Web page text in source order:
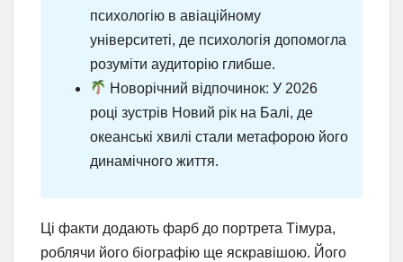
психологію в авіаційному
університеті, де психологія допомогла
розуміти аудиторію глибше.
Новорічний відпочинок: У 2026
році зустрів Новий рік на Балі, де
океанські хвилі стали метафорою його
динамічного життя.
Ці факти додають фарб до портрета Тімура,
роблячи його біографію ще яскравішою. Його